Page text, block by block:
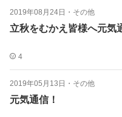
2019年08月24日 ・ その他
立秋をむかえ皆様へ元気
4
2019年05月13日 ・ その他
元気通信！